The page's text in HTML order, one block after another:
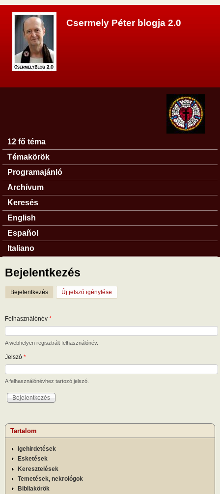
Csermely Péter blogja 2.0
Főmenü
12 fő téma
Témakörök
Programajánló
Archívum
Keresés
English
Español
Italiano
Bejelentkezés
Bejelentkezés (aktív fül)Új jelszó igénylése
Felhasználónév *
A webhelyen regisztrált felhasználónév.
Jelszó *
A felhasználónévhez tartozó jelszó.
Tartalom
Igehirdetések
Esketések
Keresztelések
Temetések, nekrológok
Bibliakörök